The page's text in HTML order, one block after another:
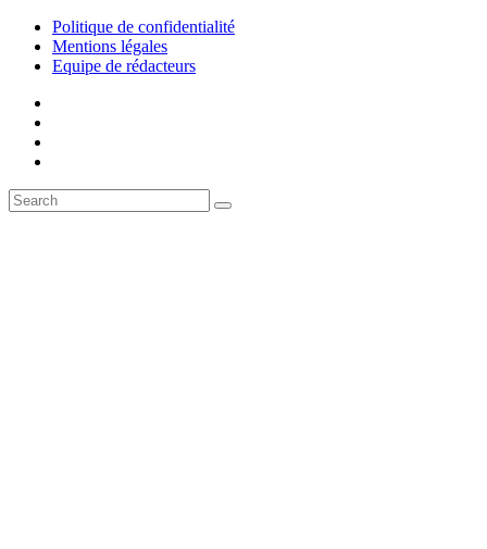
Politique de confidentialité
Mentions légales
Equipe de rédacteurs